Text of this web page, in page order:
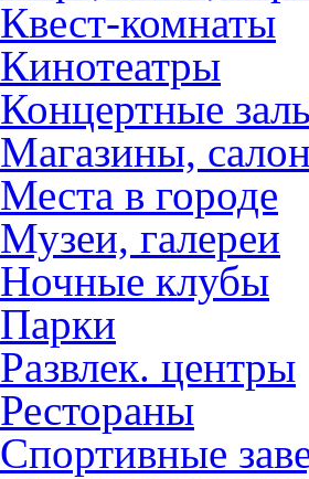
Квест-комнаты
Кинотеатры
Концертные
Магазины,
Места в городе
Музеи, галереи
Ночные клубы
Парки
Развлек. центры
Рестораны
Спортивные